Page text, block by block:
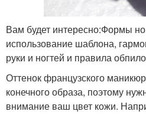
Вам будет интересно:Формы
использование шаблона,
руки и ногтей и правила
Оттенок французского
конечного образа, поэтому
внимание ваш цвет кожи.